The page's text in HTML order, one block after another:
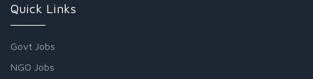
Quick Links
Govt Jobs
NGO Jobs